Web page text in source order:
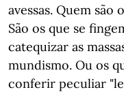
avessas. Quem
São os que se
catequizar as
mundismo. Ou os
conferir peculiar